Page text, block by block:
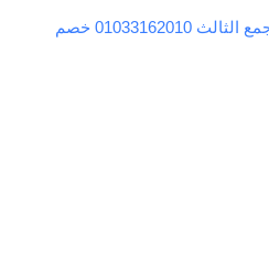
شركة مكافحة حشرات في التجمع الثالث 01033162010 خصم